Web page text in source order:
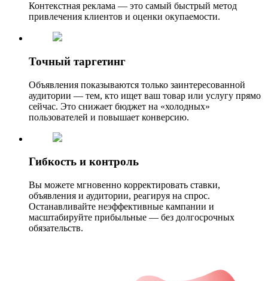
Контекстная реклама — это самый быстрый метод
привлечения клиентов и оценки окупаемости.
Точный таргетинг
Объявления показываются только заинтересованной
аудитории — тем, кто ищет ваш товар или услугу прямо
сейчас. Это снижает бюджет на «холодных»
пользователей и повышает конверсию.
Гибкость и контроль
Вы можете мгновенно корректировать ставки,
объявления и аудитории, реагируя на спрос.
Останавливайте неэффективные кампании и
масштабируйте прибыльные — без долгосрочных
обязательств.